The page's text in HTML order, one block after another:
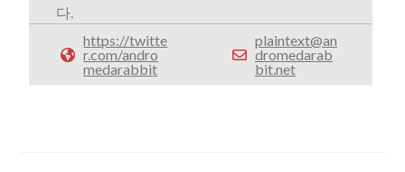
다.
https://twitte
r.com/andro
medarabbit
plaintext@an
dromedarab
bit.net